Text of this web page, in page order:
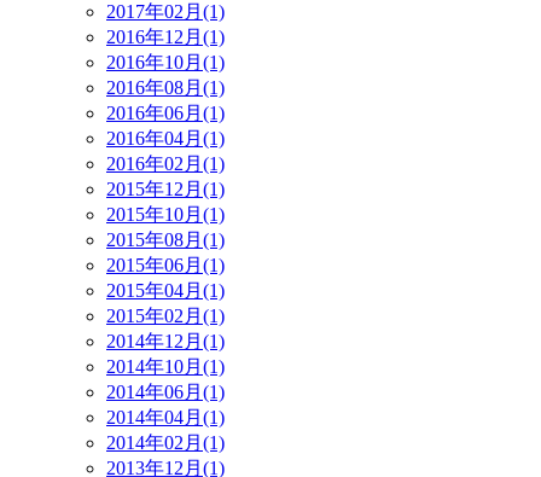
2017年02月(1)
2016年12月(1)
2016年10月(1)
2016年08月(1)
2016年06月(1)
2016年04月(1)
2016年02月(1)
2015年12月(1)
2015年10月(1)
2015年08月(1)
2015年06月(1)
2015年04月(1)
2015年02月(1)
2014年12月(1)
2014年10月(1)
2014年06月(1)
2014年04月(1)
2014年02月(1)
2013年12月(1)